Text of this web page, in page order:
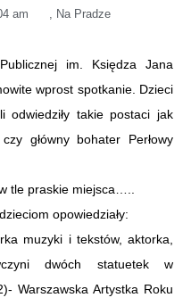
am Na Pradze
im. Księdza Jana
wprost spotkanie. Dzieci
odwiedziły takie postaci jak
główny bohater Perłowy
tle praskie miejsca…..
opowiedziały:
muzyki i tekstów, aktorka,
dwóch statuetek w
Warszawska Artystka Roku